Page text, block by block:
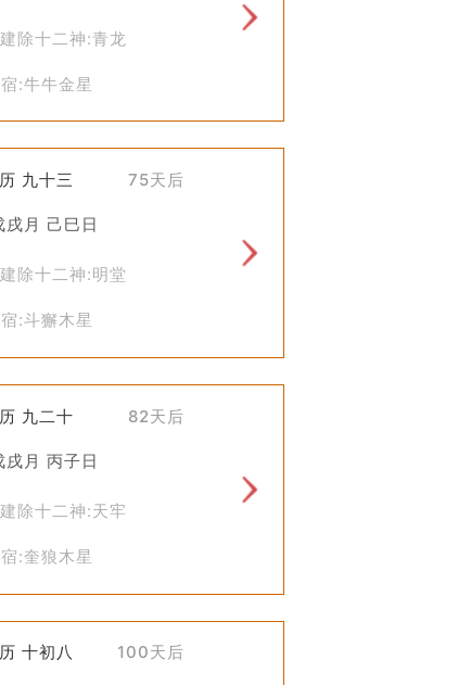
除十二神:青龙
:牛牛金星
九十三 75天后
戌月 己巳日
除十二神:明堂
:斗獬木星
九二十 82天后
戌月 丙子日
除十二神:天牢
:奎狼木星
十初八 100天后